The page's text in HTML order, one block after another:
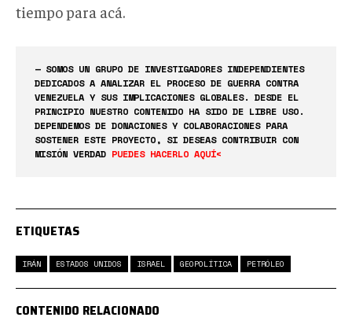
tiempo para acá.
— SOMOS UN GRUPO DE INVESTIGADORES INDEPENDIENTES
DEDICADOS A ANALIZAR EL PROCESO DE GUERRA CONTRA
VENEZUELA Y SUS IMPLICACIONES GLOBALES. DESDE EL
PRINCIPIO NUESTRO CONTENIDO HA SIDO DE LIBRE USO.
DEPENDEMOS DE DONACIONES Y COLABORACIONES PARA
SOSTENER ESTE PROYECTO, SI DESEAS CONTRIBUIR CON
MISIÓN VERDAD PUEDES HACERLO AQUÍ<
ETIQUETAS
IRÁN ESTADOS UNIDOS ISRAEL GEOPOLÍTICA PETRÓLEO
CONTENIDO RELACIONADO